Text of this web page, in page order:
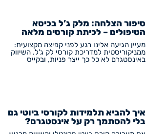
סיפור הצלחה: מלק ג’ל בכיסא
הטיפולים – לכיתת קורסים מלאה
מעיין הגיעה אלינו רגע לפני קפיצה מקצועית:
ממניקוריסטית למדריכת קורסי לק ג’ל. השיווק
באינסטגרם לא כל כך ייצר פניות, ובקייס
איך להביא תלמידות לקורסי ביוטי גם
בלי להסתמך רק על אינסטגרם?